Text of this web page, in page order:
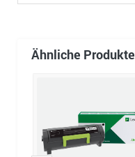
Ähnliche Produkte